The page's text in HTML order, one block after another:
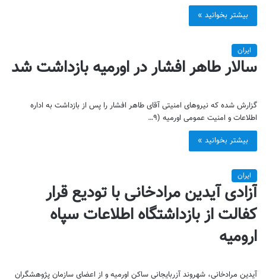
بیشتر بخوانید »
ایران
سالار طاهر افشار در اورمیه بازداشت شد
گزارش شده که نیروهای امنیتی آقای طاهر افشار را پس از بازداشت به اداره
اطلاعات و امنیت عمومی اورمیه (۹…
بیشتر بخوانید »
ایران
آزادی آیدین مرادخانی با تودیع قرار
کفالت از بازداشتگاه اطلاعات سپاه
ارومیه
آیدین مرادخانی، شهروند آزربایجانی ساکن اورمیه و از اعضای سازمان پژوهشگران